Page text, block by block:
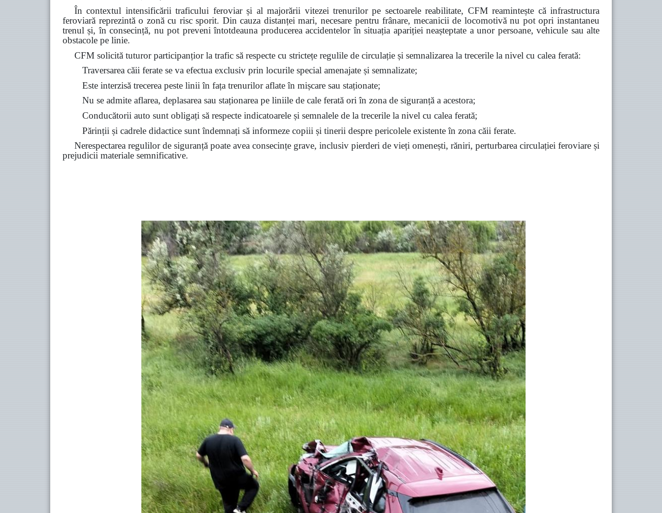
În contextul intensificării traficului feroviar și al majorării vitezei trenurilor pe sectoarele reabilitate, CFM reamintește că infrastructura
feroviară reprezintă o zonă cu risc sporit. Din cauza distanței mari, necesare pentru frânare, mecanicii de locomotivă nu pot opri instantaneu
trenul și, în consecință, nu pot preveni întotdeauna producerea accidentelor în situația apariției neașteptate a unor persoane, vehicule sau alte
obstacole pe linie.
CFM solicită tuturor participanțior la trafic să respecte cu strictețe regulile de circulație și semnalizarea la trecerile la nivel cu calea ferată:
Traversarea căii ferate se va efectua exclusiv prin locurile special amenajate și semnalizate;
Este interzisă trecerea peste linii în fața trenurilor aflate în mișcare sau staționate;
Nu se admite aflarea, deplasarea sau staționarea pe liniile de cale ferată ori în zona de siguranță a acestora;
Conducătorii auto sunt obligați să respecte indicatoarele și semnalele de la trecerile la nivel cu calea ferată;
Părinții și cadrele didactice sunt îndemnați să informeze copiii și tinerii despre pericolele existente în zona căii ferate.
Nerespectarea regulilor de siguranță poate avea consecințe grave, inclusiv pierderi de vieți omenești, răniri, perturbarea circulației feroviare și
prejudicii materiale semnificative.